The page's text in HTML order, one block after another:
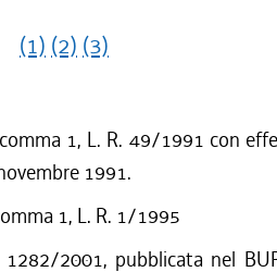
(1) (2) (3)
1, L. R. 49/1991 con
1991.
1, L. R. 1/1995
2001, pubblicata nel